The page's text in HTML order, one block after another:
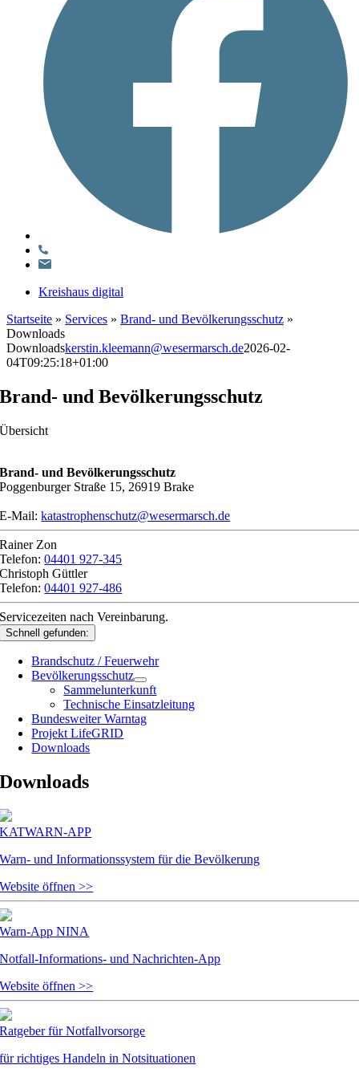
Kreishaus digital
Startseite » Services » Brand- und Bevölkerungsschutz »
Downloads
Downloadskerstin.kleemann@wesermarsch.de2026-02-
04T09:25:18+01:00
Brand- und Bevölkerungsschutz
Übersicht
Brand- und Bevölkerungsschutz
Poggenburger Straße 15, 26919 Brake
E-Mail:katastrophenschutz@wesermarsch.de
Rainer Zon
Telefon:04401 927-345
Christoph Güttler
Telefon:04401 927-486
Servicezeiten nach Vereinbarung.
Schnell gefunden:
Brandschutz / Feuerwehr
Bevölkerungsschutz
Sammelunterkunft
Technische Einsatzleitung
Bundesweiter Warntag
Projekt LifeGRID
Downloads
Downloads
KATWARN-APP
Warn- und Informationssystem für die Bevölkerung
Website öffnen >>
Warn-App NINA
Notfall-Informations- und Nachrichten-App
Website öffnen >>
Ratgeber für Notfallvorsorge
für richtiges Handeln in Notsituationen